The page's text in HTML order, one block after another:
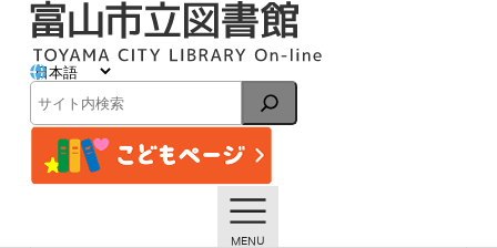
検
索
イベント
トップページ
イベント一覧
【本館】4/29小学生からの♪子どものためのコンサート【終
了しました】